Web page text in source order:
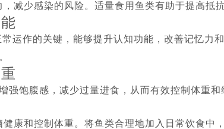
减少感染的风险。适量食用鱼类有助于提高抵
运作的关键，能够提升认知功能，改善记忆力
饱腹感，减少过量进食，从而有效控制体重和
康和控制体重。将鱼类合理地加入日常饮食中